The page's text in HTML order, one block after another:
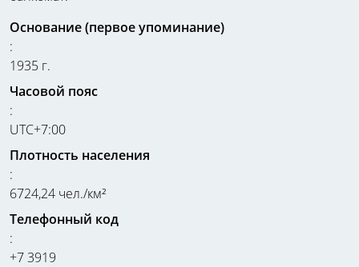
Основание (первое упоминание)
:
1935 г.
Часовой пояс
:
UTC+7:00
Плотность населения
:
6724,24 чел./км²
Телефонный код
:
+7 3919